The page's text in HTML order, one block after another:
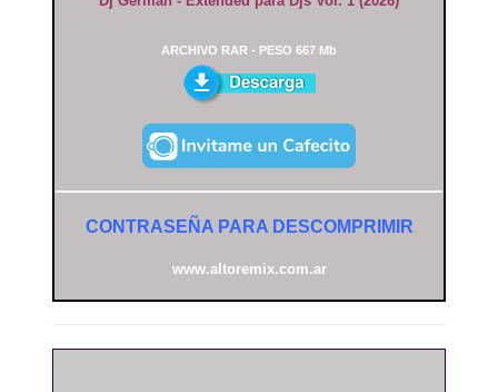
ARCHIVO RAR - PESO 667 Mb
CONTRASEÑA PARA DESCOMPRIMIR
www.altoremix.com.ar